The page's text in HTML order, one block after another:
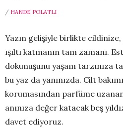
/ HANDE POLATLI
Yazın gelişiyle birlikte
ışıltı katmanın tam zamanı.
dokunuşunu yaşam tarzınıza
bu yaz da yanınızda. Cilt
korumasından parfüme
anınıza değer katacak beş
davet ediyoruz.